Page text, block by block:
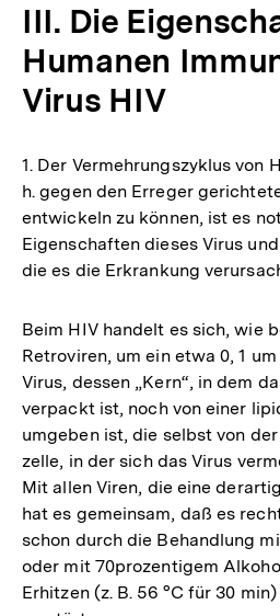
III. Die
Humanen
Virus HIV
1. Der Vermehrungszyklus von
h. gegen den Erreger
entwickeln zu können, ist es
Eigenschaften dieses Virus
die es die Erkrankung
Beim HIV handelt es sich, wie
Retroviren, um ein etwa 0, 1
Virus, dessen „Kern“, in dem
verpackt ist, noch von einer
umgeben ist, die selbst von
zelle, in der sich das Virus
Mit allen Viren, die eine
hat es gemeinsam, daß es
schon durch die Behandlung
oder mit 70prozentigem
Erhitzen (z. B. 56 °C für 30